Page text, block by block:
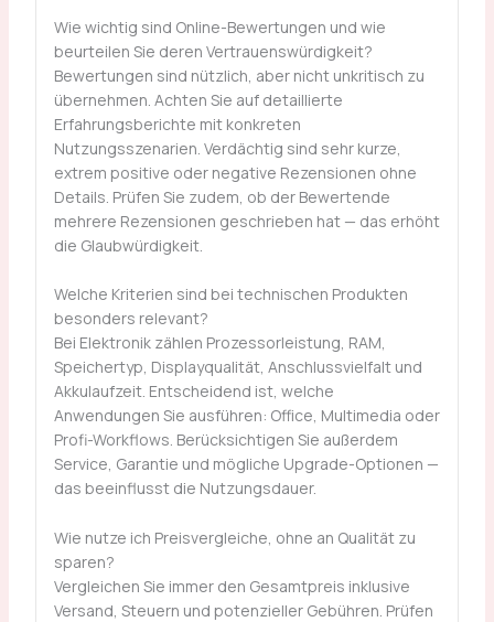
Wie wichtig sind Online-Bewertungen und wie
beurteilen Sie deren Vertrauenswürdigkeit?
Bewertungen sind nützlich, aber nicht unkritisch zu
übernehmen. Achten Sie auf detaillierte
Erfahrungsberichte mit konkreten
Nutzungsszenarien. Verdächtig sind sehr kurze,
extrem positive oder negative Rezensionen ohne
Details. Prüfen Sie zudem, ob der Bewertende
mehrere Rezensionen geschrieben hat — das erhöht
die Glaubwürdigkeit.
Welche Kriterien sind bei technischen Produkten
besonders relevant?
Bei Elektronik zählen Prozessorleistung, RAM,
Speichertyp, Displayqualität, Anschlussvielfalt und
Akkulaufzeit. Entscheidend ist, welche
Anwendungen Sie ausführen: Office, Multimedia oder
Profi-Workflows. Berücksichtigen Sie außerdem
Service, Garantie und mögliche Upgrade-Optionen —
das beeinflusst die Nutzungsdauer.
Wie nutze ich Preisvergleiche, ohne an Qualität zu
sparen?
Vergleichen Sie immer den Gesamtpreis inklusive
Versand, Steuern und potenzieller Gebühren. Prüfen